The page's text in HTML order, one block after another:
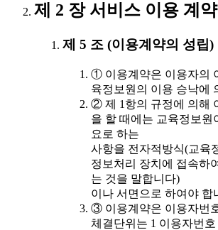
제 2 장 서비스 이용 계약
제 5 조 (이용계약의 성립)
① 이용계약은 이용자의
육정보원의 이용 승낙에
② 제 1항의 규정에 의해
을 할 때에는 교육정보원
요로 하는
사항을 전자적방식(교육
정보처리 장치에 접속하
는 것을 말합니다)
이나 서면으로 하여야 합
③ 이용계약은 이용자번
체결단위는 1 이용자번호